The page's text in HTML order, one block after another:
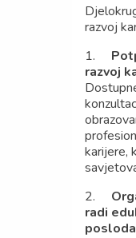
razvoj
1.
razvoj
karijere,
2.
radi